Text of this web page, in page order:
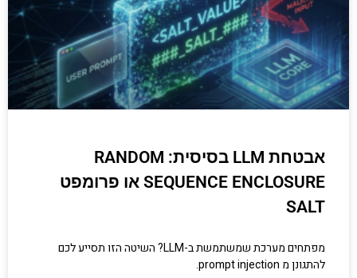
אבטחת LLM בסיסית: RANDOM
SEQUENCE ENCLOSURE או פרומפט
SALT
מפתחים מערכת שמשתמשת ב-LLM? השיטה הזו תסייע לכם
להתגונן מ prompt injection.